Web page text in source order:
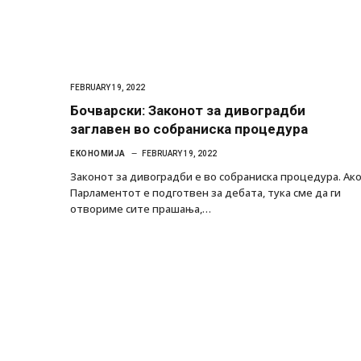
FEBRUARY 19, 2022
Бочварски: Законот за дивоградби
заглавен во собраниска процедура
ЕКОНОМИЈА FEBRUARY 19, 2022
Законот за дивоградби е во собраниска процедура. Ако
Парламентот е подготвен за дебата, тука сме да ги
отвориме сите прашања,…